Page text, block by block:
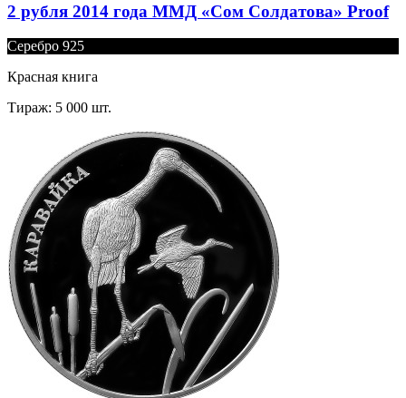
2 рубля 2014 года ММД «Сом Солдатова» Proof
Серебро 925
Красная книга
Тираж: 5 000 шт.